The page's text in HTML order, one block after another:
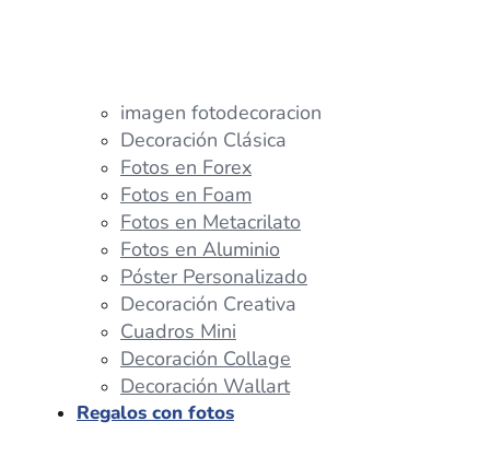
imagen fotodecoracion
Decoración Clásica
Fotos en Forex
Fotos en Foam
Fotos en Metacrilato
Fotos en Aluminio
Póster Personalizado
Decoración Creativa
Cuadros Mini
Decoración Collage
Decoración Wallart
Regalos con fotos